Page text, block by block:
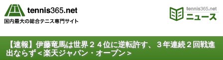
【速報】伊藤竜馬は世界２４位に逆転許す、３年連続２回戦進
出ならず＜楽天ジャパン・オープン＞